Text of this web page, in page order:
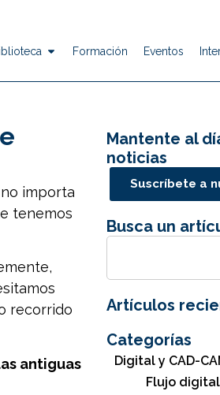
Formación Eventos
no importa
tenemos
recorrido
antiguas
Mantente al
noticias
Suscríbete a
Busca un
Artículos
Categorías
Digital y CAD-
Flujo